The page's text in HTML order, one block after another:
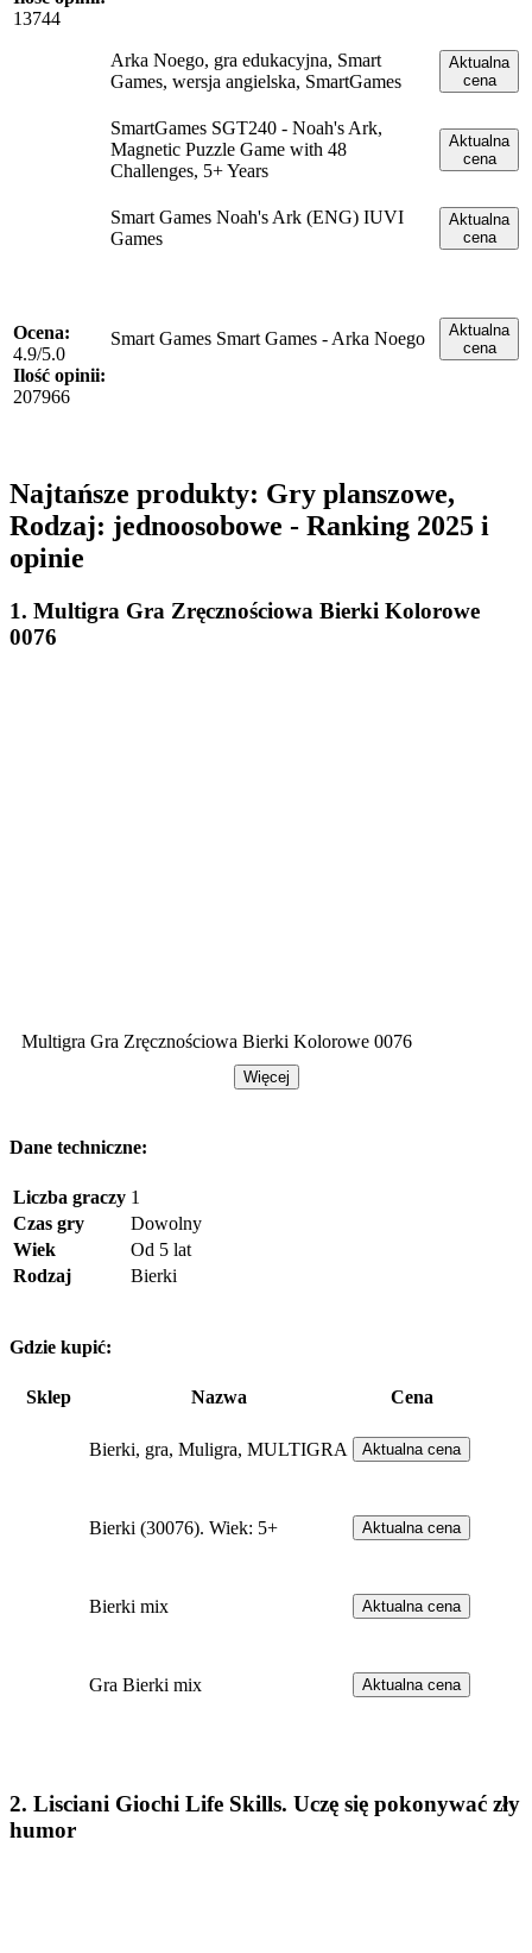
13744
Arka Noego, gra edukacyjna, Smart
Games, wersja angielska, SmartGames
Aktualna
cena
SmartGames SGT240 - Noah's Ark,
Magnetic Puzzle Game with 48
Challenges, 5+ Years
Aktualna
cena
Smart Games Noah's Ark (ENG) IUVI
Games
Aktualna
cena
Ocena:
4.9/5.0
Ilość opinii:
207966
Smart Games Smart Games - Arka Noego
Aktualna
cena
Najtańsze produkty: Gry planszowe,
Rodzaj: jednoosobowe - Ranking 2025 i
opinie
1. Multigra Gra Zręcznościowa Bierki Kolorowe
0076
Multigra Gra Zręcznościowa Bierki Kolorowe 0076
Więcej
Dane techniczne:
Liczba graczy 1
Czas gry
Dowolny
Wiek
Od 5 lat
Rodzaj
Bierki
Gdzie kupić:
Sklep Nazwa Cena
Bierki, gra, Muligra, MULTIGRA Aktualna cena
Bierki (30076). Wiek: 5+ Aktualna cena
Bierki mix Aktualna cena
Gra Bierki mix Aktualna cena
2. Lisciani Giochi Life Skills. Uczę się pokonywać zły
humor